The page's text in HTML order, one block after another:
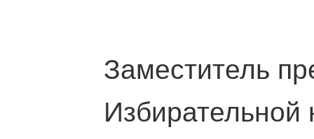
Заместитель
Избирательной